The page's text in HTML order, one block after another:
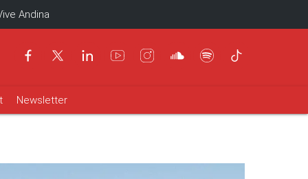
Andina
Newsletter